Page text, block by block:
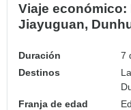
Viaje económico:
Jiayuguan,
Duración
7
Destinos
Franja de edad